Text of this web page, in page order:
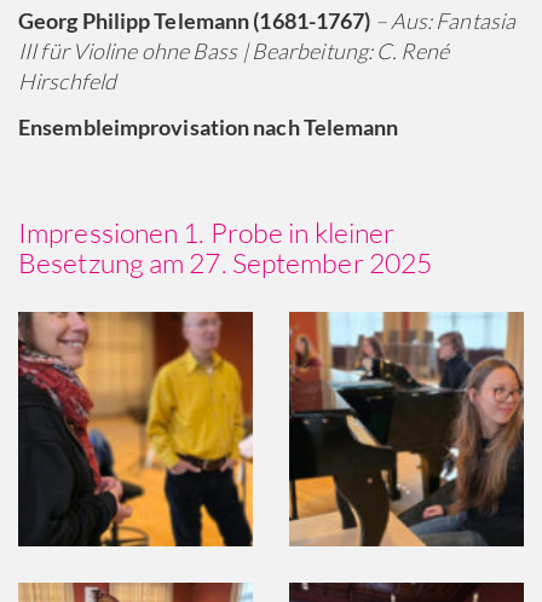
Georg Philipp Telemann (1681-1767) –Aus: Fantasia
III für Violine ohne Bass |Bearbeitung: C. René
Hirschfeld
Ensembleimprovisation nach Telemann
Impressionen 1. Probe in kleiner
Besetzung am 27. September 2025